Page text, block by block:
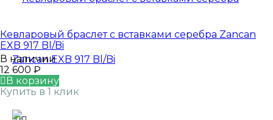
Кевларовый браслет с вставками серебра Zancan
EXB 917 Bl/Bi
В наличии
12 600 ₽
В корзину
Купить в 1 клик